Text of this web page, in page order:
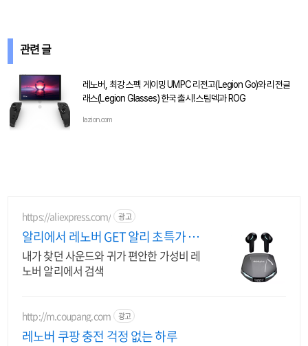
관련 글
레노버, 최강 스펙 게이밍 UMPC 리전고(Legion Go)와 리전글
래스(Legion Glasses) 한국 출시! 스팀덱과 ROG
lazion.com
https://aliexpress.com/ 광고
알리에서 레노버 GET 알리 초특가 레
노버이어폰
내가 찾던 사운드와 귀가 편안한 가성비 레
노버 알리에서 검색
http://m.coupang.com 광고
레노버 쿠팡 충전 걱정 없는 하루